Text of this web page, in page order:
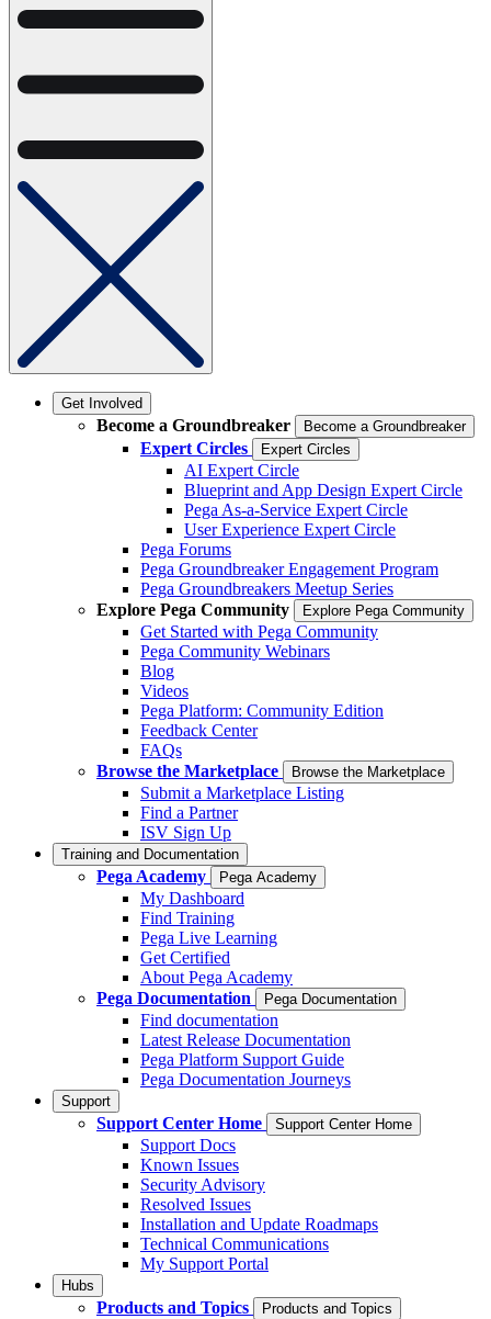
Get Involved
Become a Groundbreaker Become a Groundbreaker
Expert Circles Expert Circles
AI Expert Circle
Blueprint and App Design Expert Circle
Pega As-a-Service Expert Circle
User Experience Expert Circle
Pega Forums
Pega Groundbreaker Engagement Program
Pega Groundbreakers Meetup Series
Explore Pega Community
Explore Pega Community
Get Started with Pega Community
Pega Community Webinars
Blog
Videos
Pega Platform: Community Edition
Feedback Center
FAQs
Browse the Marketplace
Browse the Marketplace
Submit a Marketplace Listing
Find a Partner
ISV Sign Up
Training and Documentation
Pega Academy Pega Academy
My Dashboard
Find Training
Pega Live Learning
Get Certified
About Pega Academy
Pega Documentation
Pega Documentation
Find documentation
Latest Release Documentation
Pega Platform Support Guide
Pega Documentation Journeys
Support
Support Center Home Support Center Home
Support Docs
Known Issues
Security Advisory
Resolved Issues
Installation and Update Roadmaps
Technical Communications
My Support Portal
Hubs
Products and Topics Products and Topics